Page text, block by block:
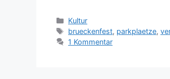
Kategorien
Kultur
Schlagwörter
brueckenfest, parkplaetze,
1 Kommentar